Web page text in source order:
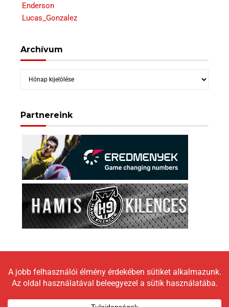
Enderson
Lucas_Gonzalez
Archívum
Archívum
Partnereink